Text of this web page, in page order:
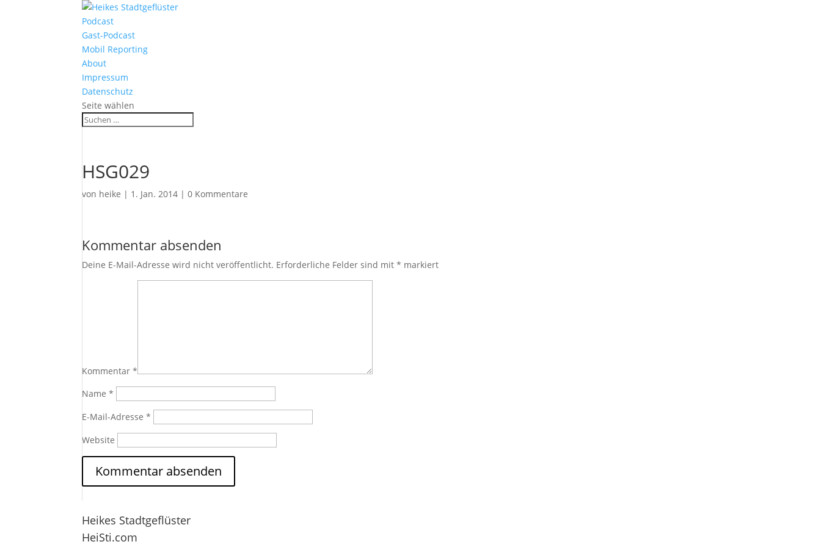
Podcast
Gast-Podcast
Mobil Reporting
About
Impressum
Datenschutz
Seite wählen
HSG029
von heike | 1. Jan. 2014 |0 Kommentare
Kommentar absenden
Deine E-Mail-Adresse wird nicht veröffentlicht. Erforderliche Felder sind mit* markiert
Kommentar*
Name*
E-Mail-Adresse*
Website
Heikes Stadtgeflüster
HeiSti.com